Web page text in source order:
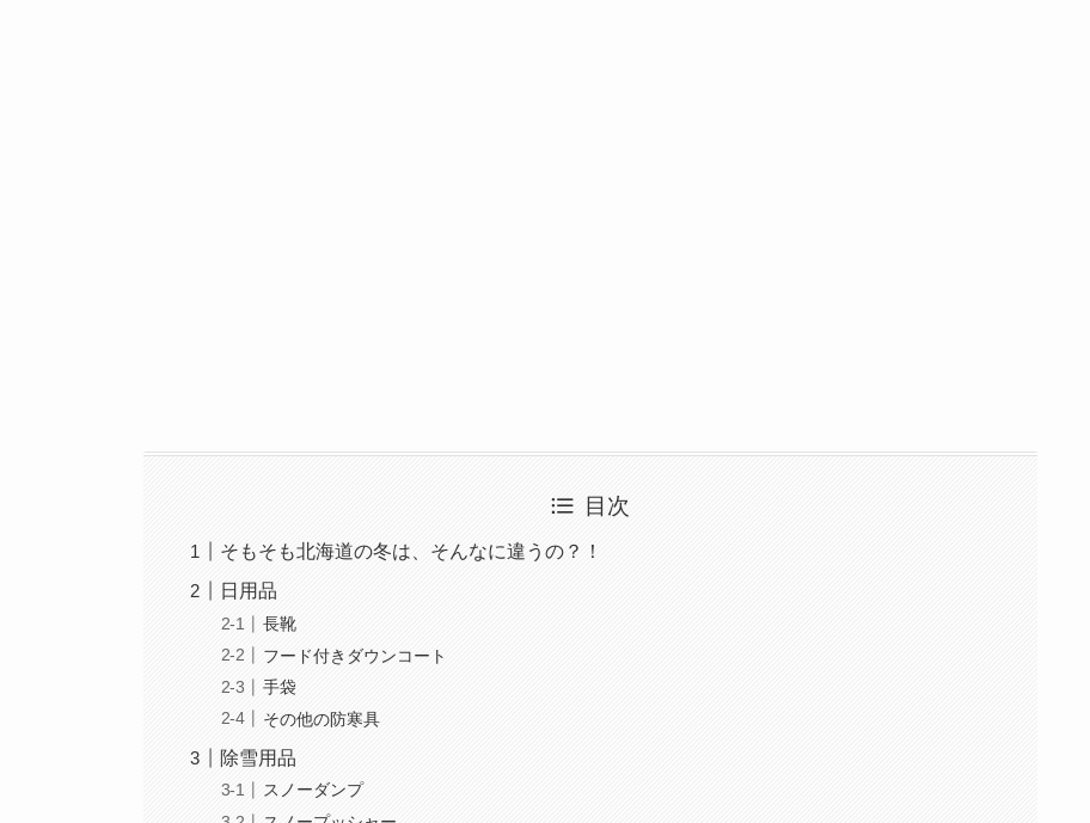
目次
そもそも北海道の冬は、そんなに違うの？！
日用品
長靴
フード付きダウンコート
手袋
その他の防寒具
除雪用品
スノーダンプ